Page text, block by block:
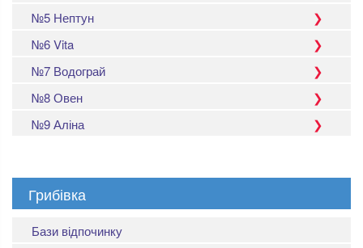
№5 Нептун
№6 Vita
№7 Водограй
№8 Овен
№9 Аліна
Грибівка
Бази відпочинку